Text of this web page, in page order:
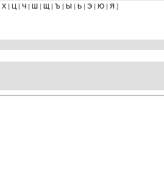
Х| Ц | Ч| Ш| Щ | Ъ| Ы | Ь| Э| Ю| Я ]